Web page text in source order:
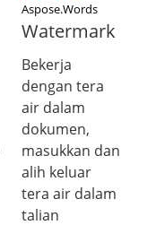
Aspose.Words
Watermark
Bekerja
dengan tera
air dalam
dokumen,
masukkan dan
alih keluar
tera air dalam
talian